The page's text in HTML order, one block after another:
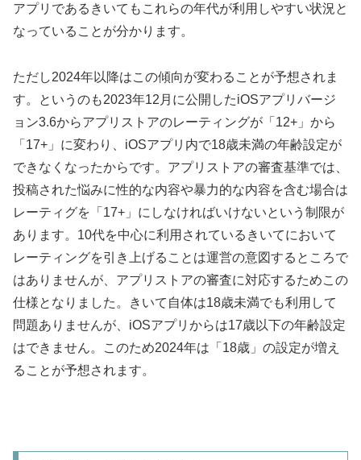
アプリであるきいてもこれらの年代が利用しやすい状況と
なっていることが分かります。
ただし2024年以降はこの傾向が変わることが予想されま
す。というのも2023年12月に公開したiOSアプリバージ
ョン3.6からアプリストアのレーティングが「12+」から
「17+」に変わり、iOSアプリ内で18歳未満の年齢設定が
できなくなったからです。アプリストアの審査基準では、
投稿された悩みに性的な内容や暴力的な内容を含む場合は
レーティグを「17+」にしなければいけないという制限が
あります。10代を中心に利用されているきいてにおいて
レーティングを引き上げることは運営の意図するところで
はありませんが、アプリストアの審査に対応するためこの
仕様となりました。きいて自体は18歳未満でも利用して
問題ありませんが、iOSアプリからは17歳以下の年齢設定
はできません。このため2024年は「18歳」の設定が増え
ることが予想されます。